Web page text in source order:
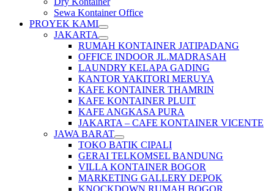
Sewa Kontainer Office
PROYEK KAMI
JAKARTA
RUMAH KONTAINER JATIPADANG
OFFICE INDOOR JL.MADRASAH
LAUNDRY KELAPA GADING
KANTOR YAKITORI MERUYA
KAFE KONTAINER THAMRIN
KAFE KONTAINER PLUIT
KAFE ANGKASA PURA
JAKARTA – CAFE KONTAINER VICENTE
JAWA BARAT
TOKO BATIK CIPALI
GERAI TELKOMSEL BANDUNG
VILLA KONTAINER BOGOR
MARKETING GALLERY DEPOK
KNOCKDOWN RUMAH BOGOR